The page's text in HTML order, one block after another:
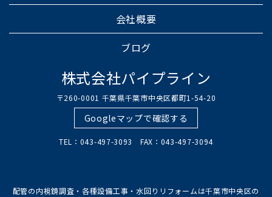
会社概要
ブログ
株式会社パイプライン
〒260-0001 千葉県千葉市中央区都町1-54-20
Googleマップで確認する
TEL：043-497-3093 FAX：043-497-3094
配管の内視鏡調査・各種設備工事・水回りリフォームは千葉市中央区の